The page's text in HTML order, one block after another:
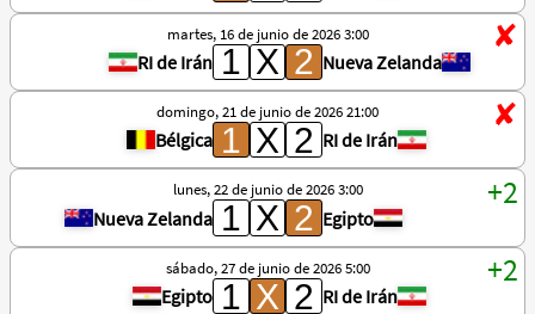
martes, 16 de junio de 2026 3:00
RI de Irán Nueva Zelanda
domingo, 21 de junio de 2026 21:00
Bélgica RI de Irán
lunes, 22 de junio de 2026 3:00
Nueva Zelanda Egipto
sábado, 27 de junio de 2026 5:00
Egipto RI de Irán